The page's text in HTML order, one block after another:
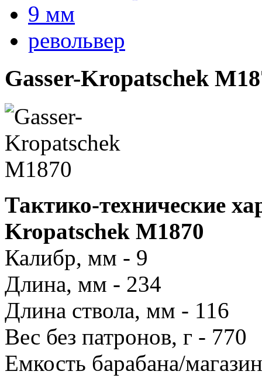
9 мм
револьвер
Gasser-Kropatschek
Тактико-технические
Kropatschek M1870
Калибр, мм - 9
Длина, мм - 234
Длина ствола, мм - 116
Вес без патронов, г - 770
Емкость барабана/